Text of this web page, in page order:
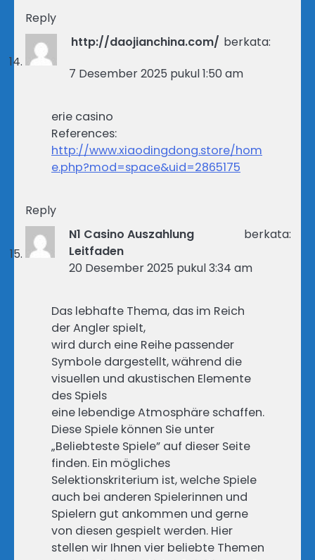
Reply
http://daojianchina.com/ berkata:
7 Desember 2025 pukul 1:50 am
erie casino
References:
http://www.xiaodingdong.store/hom
e.php?mod=space&uid=2865175
Reply
N1 Casino Auszahlung
Leitfaden
berkata:
20 Desember 2025 pukul 3:34 am
Das lebhafte Thema, das im Reich
der Angler spielt,
wird durch eine Reihe passender
Symbole dargestellt, während die
visuellen und akustischen Elemente
des Spiels
eine lebendige Atmosphäre schaffen.
Diese Spiele können Sie unter
„Beliebteste Spiele” auf dieser Seite
finden. Ein mögliches
Selektionskriterium ist, welche Spiele
auch bei anderen Spielerinnen und
Spielern gut ankommen und gerne
von diesen gespielt werden. Hier
stellen wir Ihnen vier beliebte Themen